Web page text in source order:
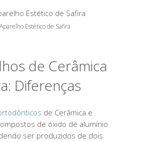
Aparelho Estético de Safira
de Cerâmica
Diferenças
de Cerâmica e
de óxido de alumínio
ser produzidos de dois